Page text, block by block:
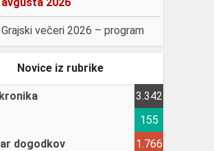
2026
Grajski večeri 2026 – program
Novice iz rubrike
3.342
155
dogodkov
1.766